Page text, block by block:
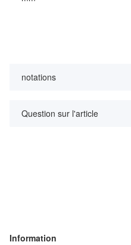
notations
Question sur l'article
Information